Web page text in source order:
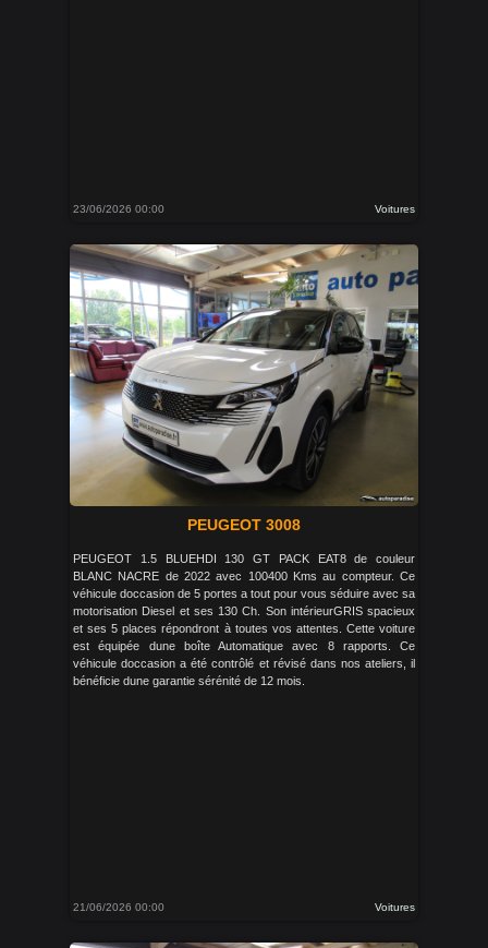
23/06/2026 00:00 Voitures
PEUGEOT 3008
PEUGEOT 1.5 BLUEHDI 130 GT PACK EAT8 de couleur
BLANC NACRE de 2022 avec 100400 Kms au compteur. Ce
véhicule doccasion de 5 portes a tout pour vous séduire avec sa
motorisation Diesel et ses 130 Ch. Son intérieurGRIS spacieux
et ses 5 places répondront à toutes vos attentes. Cette voiture
est équipée dune boîte Automatique avec 8 rapports. Ce
véhicule doccasion a été contrôlé et révisé dans nos ateliers, il
bénéficie dune garantie sérénité de 12 mois.
21/06/2026 00:00 Voitures